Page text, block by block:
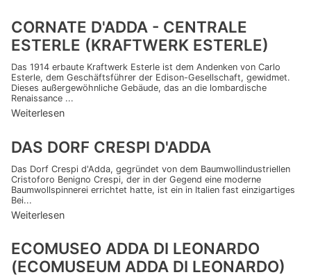
CORNATE D'ADDA - CENTRALE
ESTERLE (KRAFTWERK ESTERLE)
Das 1914 erbaute Kraftwerk Esterle ist dem Andenken von Carlo
Esterle, dem Geschäftsführer der Edison-Gesellschaft, gewidmet.
Dieses außergewöhnliche Gebäude, das an die lombardische
Renaissance ...
Weiterlesen
DAS DORF CRESPI D'ADDA
Das Dorf Crespi d'Adda, gegründet von dem Baumwollindustriellen
Cristoforo Benigno Crespi, der in der Gegend eine moderne
Baumwollspinnerei errichtet hatte, ist ein in Italien fast einzigartiges
Bei...
Weiterlesen
ECOMUSEO ADDA DI LEONARDO
(ECOMUSEUM ADDA DI LEONARDO)